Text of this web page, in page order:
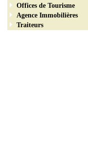
Offices de Tourisme
Agence Immobilières
Traiteurs